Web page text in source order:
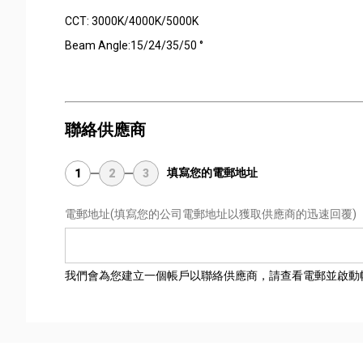
CCT: 3000K/4000K/5000K
Beam Angle:15/24/35/50 °
聯絡供應商
1 2 3 填寫您的電郵地址
電郵地址(填寫您的公司電郵地址以獲取供應商的迅速回覆)
我們會為您建立一個帳戶以聯絡供應商，請查看電郵並啟動